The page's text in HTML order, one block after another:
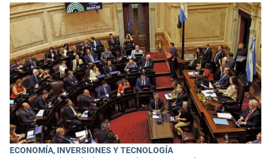
ECONOMÍA, INVERSIONES Y TECNOLOGÍA